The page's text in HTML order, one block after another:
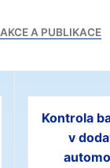
AKCE A PUBLIKACE
Kontrola
v